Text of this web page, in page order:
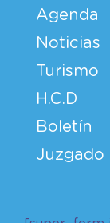
Agenda
Noticias
Turismo
H.C.D
Boletín
Juzgado